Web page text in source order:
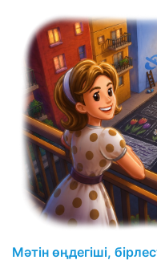
Мәтін өңдегіші,